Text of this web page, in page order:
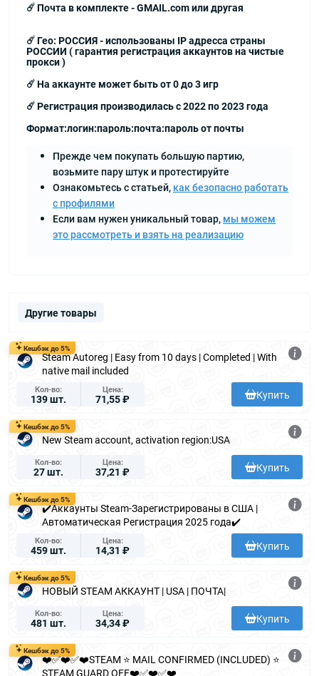
☄️ Почта в комплекте - GMAIL.com или другая
☄️ Гео: РОССИЯ - использованы IP адресса страны
РОССИИ ( гарантия регистрация аккаунтов на чистые
прокси )
☄️ На аккаунте может быть от 0 до 3 игр
☄️ Регистрация производилась с 2022 по 2023 года
Формат:логин:пароль:почта:пароль от почты
Прежде чем покупать большую партию,
возьмите пару штук и протестируйте
Ознакомьтесь с статьей, как безопасно работать
с профилями
Если вам нужен уникальный товар, мы можем
это рассмотреть и взять на реализацию
Другие товары
Кешбэк до 5%
Steam Autoreg | Easy from 10 days | Completed | With
native mail included
Кол-во
139 шт.
Цена
71,55 ₽ Купить
Кешбэк до 5%
New Steam account, activation region:USA
Кол-во
27 шт.
Цена
37,21 ₽ Купить
Кешбэк до 5%
✔️Аккаунты Steam-Зарегистрированы в США |
Автоматическая Регистрация 2025 года✔️
Кол-во
459 шт.
Цена
14,31 ₽ Купить
Кешбэк до 5%
НОВЫЙ STEAM АККАУНТ | USA | ПОЧТА|
Кол-во
481 шт.
Цена
34,34 ₽ Купить
Кешбэк до 5%
❤️✅❤️✅❤️STEAM ⭐ MAIL CONFIRMED (INCLUDED) ⭐
STEAM GUARD OFF❤️✅❤️✅❤️